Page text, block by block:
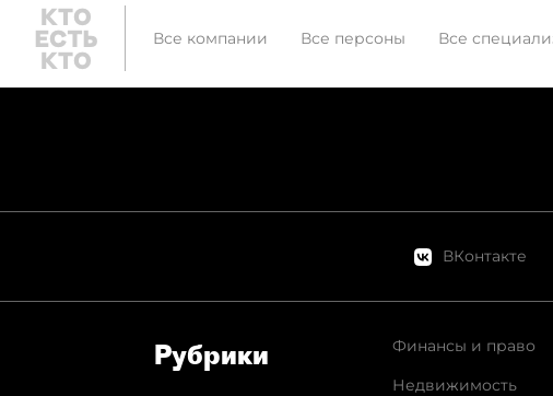
Все компании Все персоны Все
ВКонтакте
Рубрики
Финансы и право
Недвижимость